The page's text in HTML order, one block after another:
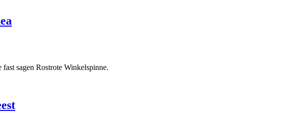
sagen Rostrote Winkelspinne.